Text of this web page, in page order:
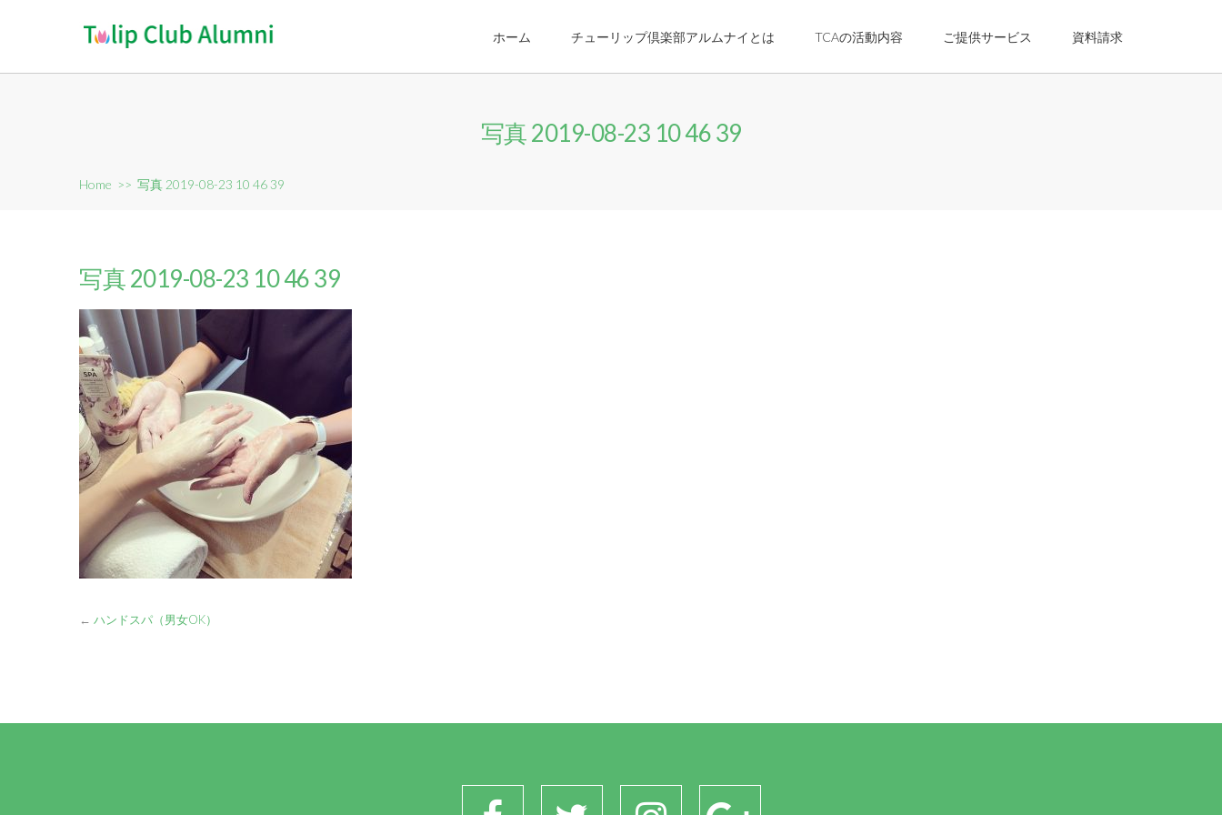
ホーム チューリップ倶楽部アルムナイとは TCAの活動内容 ご提供サービス 資料請求
写真 2019-08-23 10 46 39
Home >> 写真 2019-08-23 10 46 39
写真 2019-08-23 10 46 39
← ハンドスパ（男女OK）